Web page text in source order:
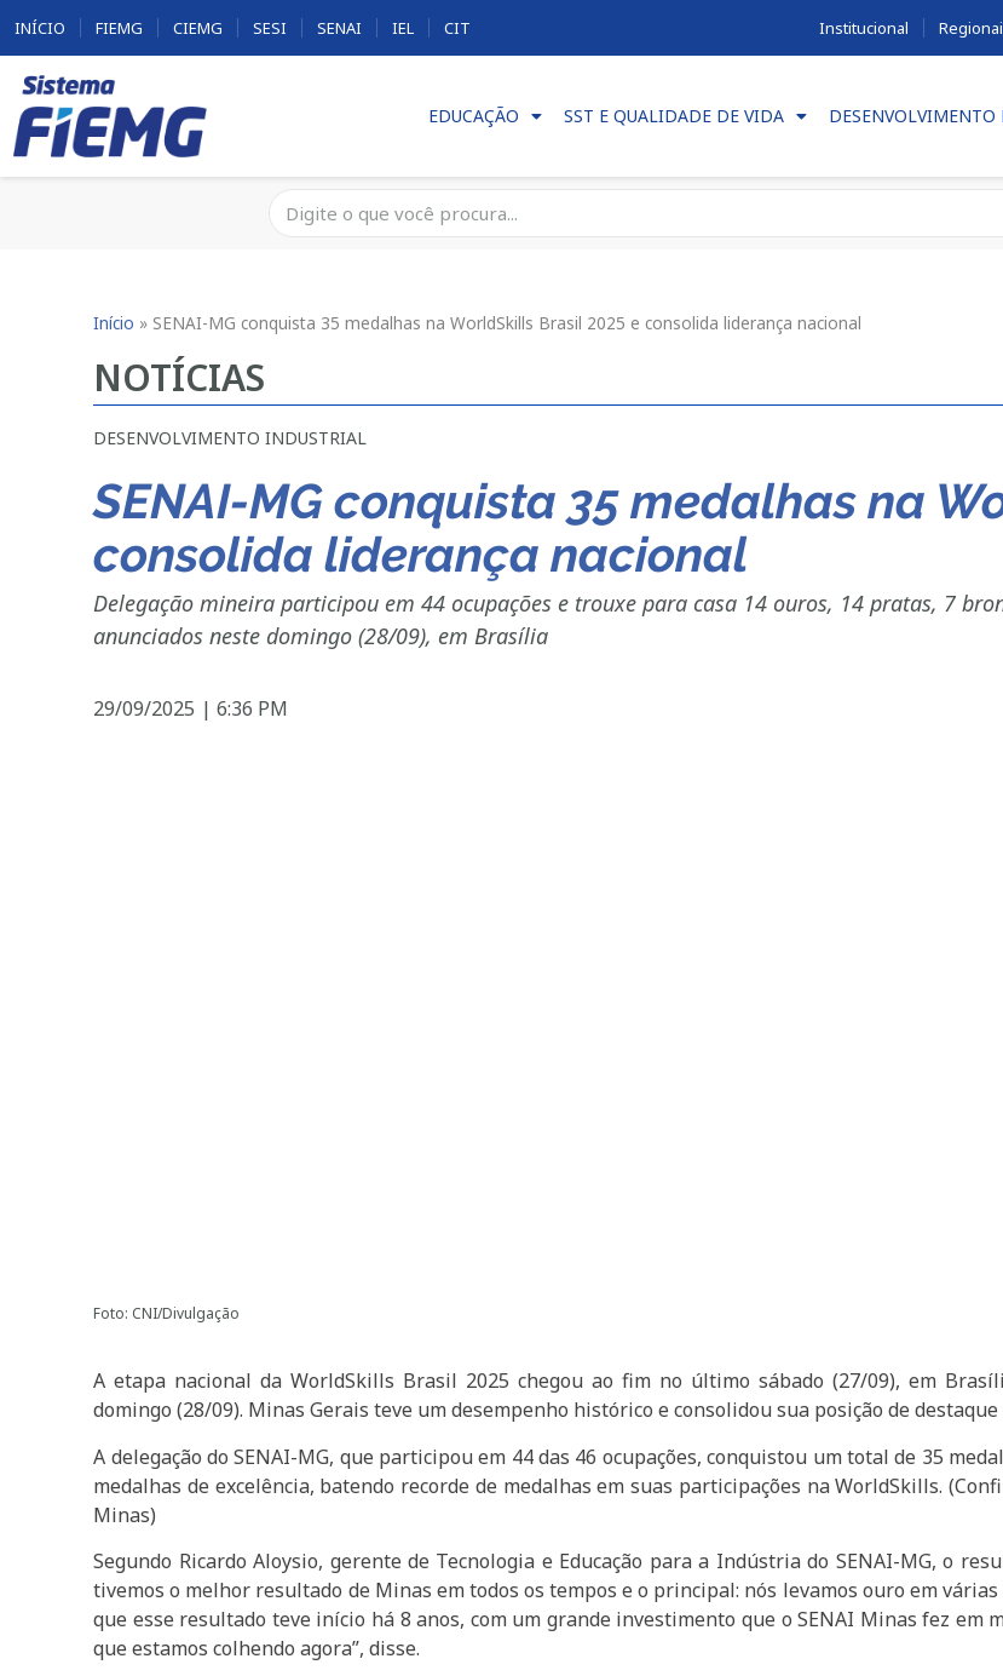
INÍCIO FIEMG CIEMG SESI SENAI IEL CIT Institucional
EDUCAÇÃO SST E QUALIDADE DE VIDA DESENVOLVIMENTO
Início » SENAI-MG conquista 35 medalhas na WorldSkills Brasil 2025 e consolida liderança nacional
NOTÍCIAS
DESENVOLVIMENTO INDUSTRIAL
SENAI-MG conquista 35 medalhas na
consolida liderança nacional
Delegação mineira participou em 44 ocupações e trouxe para casa 14 ouros, 14 pratas, 7
anunciados neste domingo (28/09), em Brasília
29/09/2025 | 6:36 PM
Foto: CNI/Divulgação
A etapa nacional da WorldSkills Brasil 2025 chegou ao fim no último sábado (27/09), em
domingo (28/09). Minas Gerais teve um desempenho histórico e consolidou sua posição de
A delegação do SENAI-MG, que participou em 44 das 46 ocupações, conquistou um total de 35
medalhas de excelência, batendo recorde de medalhas em suas participações na WorldSkills.
Minas)
Segundo Ricardo Aloysio, gerente de Tecnologia e Educação para a Indústria do SENAI-MG, o
tivemos o melhor resultado de Minas em todos os tempos e o principal: nós levamos ouro em
que esse resultado teve início há 8 anos, com um grande investimento que o SENAI Minas fez em
que estamos colhendo agora”, disse.